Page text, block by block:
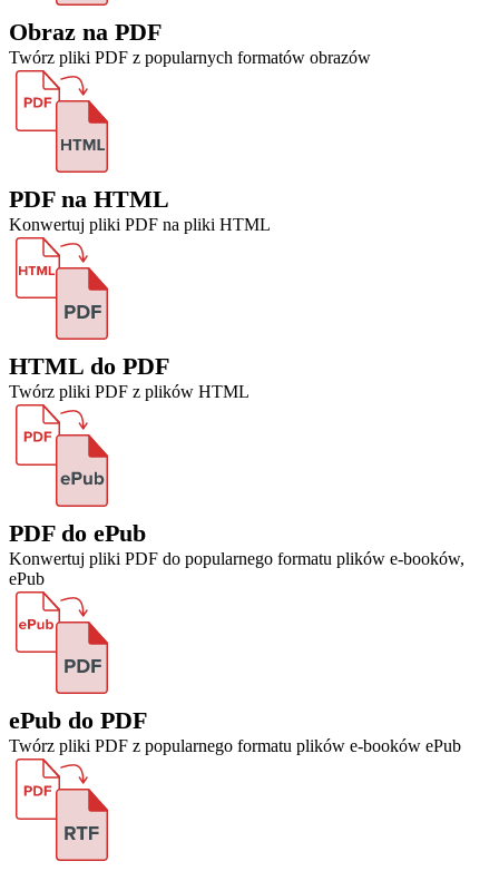
Obraz na PDF
Twórz pliki PDF z popularnych formatów obrazów
PDF na HTML
Konwertuj pliki PDF na pliki HTML
HTML do PDF
Twórz pliki PDF z plików HTML
PDF do ePub
Konwertuj pliki PDF do popularnego formatu plików e-booków,
ePub
ePub do PDF
Twórz pliki PDF z popularnego formatu plików e-booków ePub